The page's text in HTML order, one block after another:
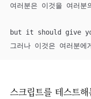
여러분은 이것을 여러
but it should give
그러나 이것은 여러분
스크립트를 테스트